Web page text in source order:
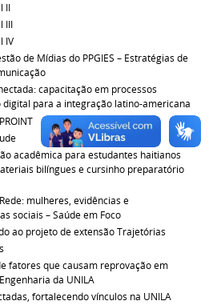
II
III
IV
de Mídias do PPGIES – Estratégias de
capacitação em processos
para a integração latino-americana
acadêmica para estudantes haitianos
bilíngues e cursinho preparatório
mulheres, evidências e
sociais – Saúde em Foco
ao projeto de extensão Trajetórias
fatores que causam reprovação em
da UNILA
fortalecendo vínculos na UNILA